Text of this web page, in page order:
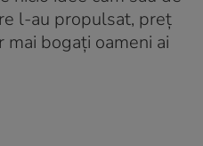
l-au propulsat, preț
bogați oameni ai